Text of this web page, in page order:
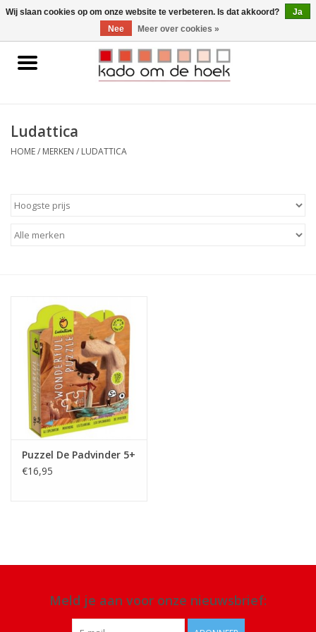
0 Artikelen - €0,00
Home
Gadgets
Pylones
Ludattica
HOME/ MERKEN / LUDATTICA
Puzzel De Padvinder 5+
€16,95
Meld je aan voor onze nieuwsbrief:
Wij slaan cookies op om onze website te verbeteren. Is dat akkoord?
Ja
Nee
Meer over cookies »